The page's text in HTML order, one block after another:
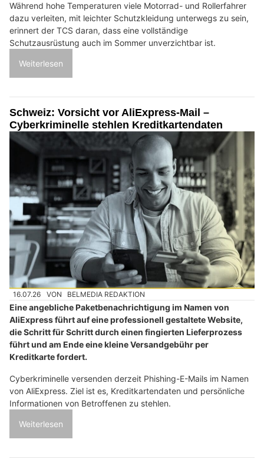
Während hohe Temperaturen viele Motorrad- und Rollerfahrer
dazu verleiten, mit leichter Schutzkleidung unterwegs zu sein,
erinnert der TCS daran, dass eine vollständige
Schutzausrüstung auch im Sommer unverzichtbar ist.
Weiterlesen
Schweiz: Vorsicht vor AliExpress-Mail –
Cyberkriminelle stehlen Kreditkartendaten
16.07.26 VON BELMEDIA REDAKTION
Eine angebliche Paketbenachrichtigung im Namen von
AliExpress führt auf eine professionell gestaltete Website,
die Schritt für Schritt durch einen fingierten Lieferprozess
führt und am Ende eine kleine Versandgebühr per
Kreditkarte fordert.
Cyberkriminelle versenden derzeit Phishing-E-Mails im Namen
von AliExpress. Ziel ist es, Kreditkartendaten und persönliche
Informationen von Betroffenen zu stehlen.
Weiterlesen